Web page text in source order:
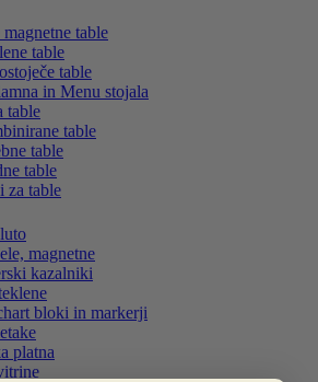
table
table
table
in Menu stojala
table
table
table
table
za table
magnetne
kazalniki
bloki in markerji
platna